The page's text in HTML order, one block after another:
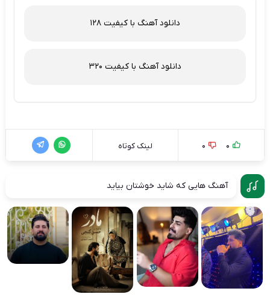
دانلود آهنگ با کیفیت 128
دانلود آهنگ با کیفیت 320
0
0 لینک کوتاه
آهنگ هایی که شاید خوشتان بیاید